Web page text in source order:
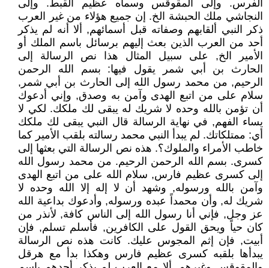
الفرس. وإلى المقوقس وسماه عظيم القبط. وإلى
النجاشي ملك الحبشة الخ. إن جميع هؤلاء من غير العرب
ذكر النبي ألقابهم وصفاته قبل أسمائهم, ألا أنه لم يذكر
أحد من العرب الذين بعث إليهم برسائل باسم الملك أو
الأمير الخ, على سبيل المثال هذا نص الرسالة إلى
الحارث بن أبي شمر يقول فيها: بسم الله الرحمن
الرحيم, من محمد رسول الله إلى الحارث بن أبي شمر,
سلام على من اتبع الهدى وآمن به وصدق, وإني أدعوك
أن تؤمن بالله وحده لا شريك له يبقى لك ملكك. لكي لا
يساء الفهم, في نهاية الرسالة قال النبي يبقى لك ملكك
أي: ممتلكاتك. لم يبدأ النبي محمد رسالته بلقب الأمير كما
خاطب الأمراء والملوك؟. هذه نص الرسالة التي بعثها إلى
كسرى. بسم الله الرحمن الرحيم. من محمد رسول الله
إلى كسرى عظيم فارس, سلام الله على من اتبع الهدى
وآمن بالله ورسوله, وشهد أن لا إله إلا الله وحده لا
شريك له, وأن محمداً عبده ورسوله, وأدعوك بداعية الله
عز وجل, فإني أنا رسول الله إلى الناس كافة, لأنذر من
كان حياً ويحق القول على الكافرين, فأسلم تسلم, فإن
أبيت, فإن إثم المجوس عليك. كانت هذه نص الرسالة
يبدأها بلقبه كسرى عظيم فارس وهكذا بدأ مع هرقل